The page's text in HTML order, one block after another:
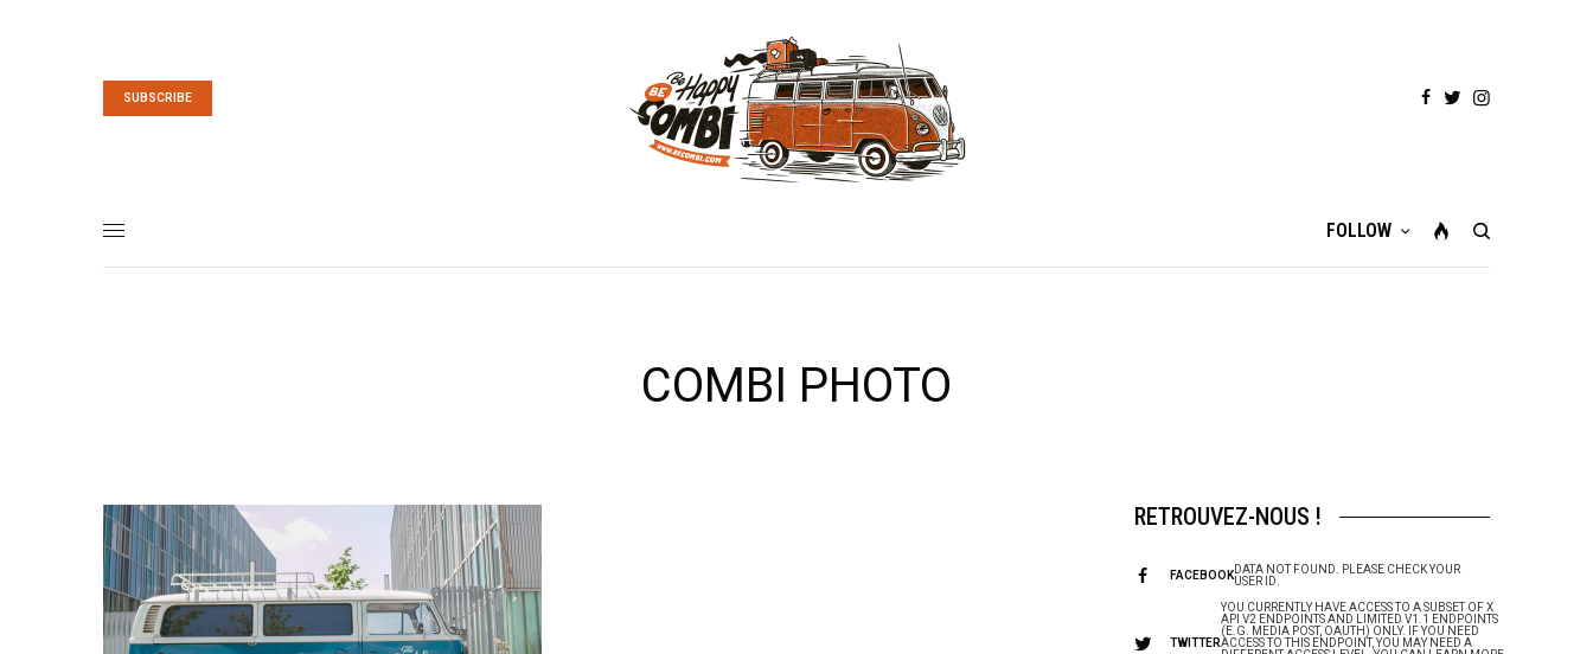
SUBSCRIBE
FOLLOW
COMBI PHOTO
RETROUVEZ-NOUS !
FACEBOOKDATA NOT FOUND. PLEASE CHECK YOUR
USER ID.
TWITTER
YOU CURRENTLY HAVE ACCESS TO A SUBSET OF X
API V2 ENDPOINTS AND LIMITED V1.1 ENDPOINTS
(E.G. MEDIA POST, OAUTH) ONLY. IF YOU NEED
ACCESS TO THIS ENDPOINT, YOU MAY NEED A